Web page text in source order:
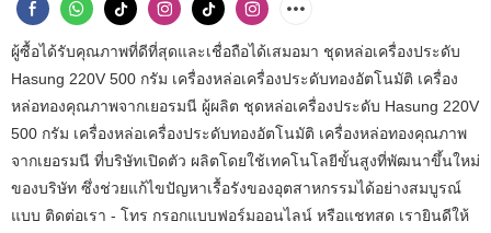
ผู้ซื้อได้รับคุณภาพที่ดีที่สุดและเชื่อถือได้เสมอมา ชุดหล่อเครื่องประดับ
Hasung 220V 500 กรัม เครื่องหล่อเครื่องประดับทองอัตโนมัติ เครื่อง
หล่อทองคุณภาพจากเยอรมนี ผู้ผลิต ชุดหล่อเครื่องประดับ Hasung 220V
500 กรัม เครื่องหล่อเครื่องประดับทองอัตโนมัติ เครื่องหล่อทองคุณภาพ
จากเยอรมนี ที่บริษัทเปิดตัว ผลิตโดยใช้เทคโนโลยีขั้นสูงที่พัฒนาขึ้นใหม่
ของบริษัท ซึ่งช่วยแก้ไขปัญหาเรื้อรังของอุตสาหกรรมได้อย่างสมบูรณ์
แบบ ติดต่อเรา - โทร กรอกแบบฟอร์มออนไลน์ หรือแชทสด เรายินดีให้